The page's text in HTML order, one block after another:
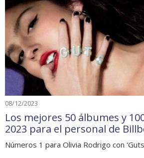
08/12/2023
Los mejores 50 álbumes y
2023 para el personal de
Números 1 para Olivia Rodrigo con